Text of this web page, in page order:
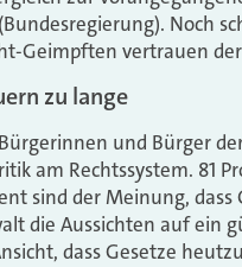
Noch
Geimpften vertrauen
zu lange
und Bürger
am Rechtssystem. 81
sind der Meinung,
die Aussichten auf ein
dass Gesetze